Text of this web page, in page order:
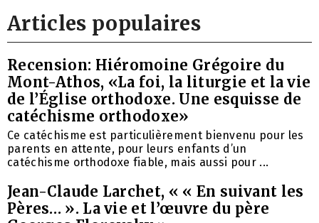
Articles populaires
Recension: Hiéromoine Grégoire du
Mont-Athos, «La foi, la liturgie et la vie
de l’Église orthodoxe. Une esquisse de
catéchisme orthodoxe»
Ce catéchisme est particulièrement bienvenu pour les
parents en attente, pour leurs enfants d’un
catéchisme orthodoxe fiable, mais aussi pour ...
Jean-Claude Larchet, « « En suivant les
Pères… ». La vie et l’œuvre du père